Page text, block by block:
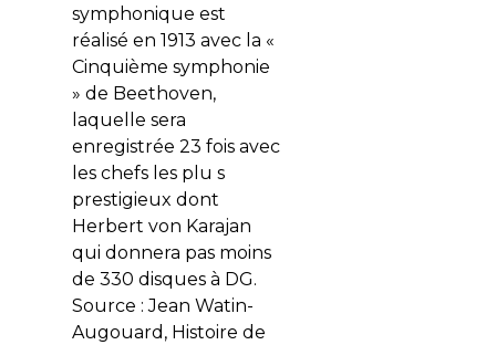
symphonique est
réalisé en 1913 avec la «
Cinquième symphonie
» de Beethoven,
laquelle sera
enregistrée 23 fois avec
les chefs les plu s
prestigieux dont
Herbert von Karajan
qui donnera pas moins
de 330 disques à DG.
Source : Jean Watin-
Augouard, Histoire de